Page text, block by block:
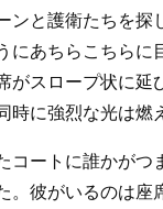
ンと護衛たちを探
にあちらこちらに
がスロープ状に延
に強烈な光は燃
ートに誰かがつ
。彼がいるのは座